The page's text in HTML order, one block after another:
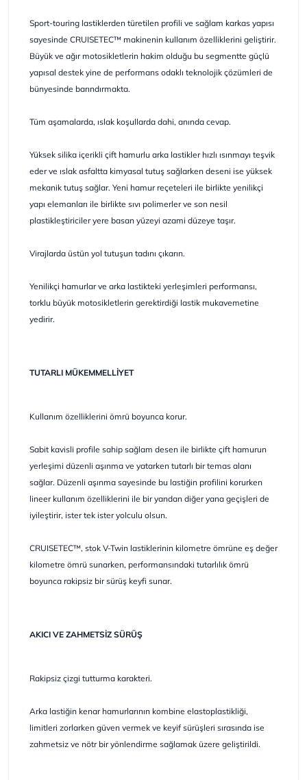
Sport-touring lastiklerden türetilen profili ve sağlam karkas yapısı
sayesinde CRUISETEC™ makinenin kullanım özelliklerini geliştirir.
Büyük ve ağır motosikletlerin hakim olduğu bu segmentte güçlü
yapısal destek yine de performans odaklı teknolojik çözümleri de
bünyesinde barındırmakta.
Tüm aşamalarda, ıslak koşullarda dahi, anında cevap.
Yüksek silika içerikli çift hamurlu arka lastikler hızlı ısınmayı teşvik
eder ve ıslak asfaltta kimyasal tutuş sağlarken deseni ise yüksek
mekanik tutuş sağlar. Yeni hamur reçeteleri ile birlikte yenilikçi
yapı elemanları ile birlikte sıvı polimerler ve son nesil
plastikleştiriciler yere basan yüzeyi azami düzeye taşır.
Virajlarda üstün yol tutuşun tadını çıkarın.
Yenilikçi hamurlar ve arka lastikteki yerleşimleri performansı,
torklu büyük motosikletlerin gerektirdiği lastik mukavemetine
yedirir.
TUTARLI MÜKEMMELLİYET
Kullanım özelliklerini ömrü boyunca korur.
Sabit kavisli profile sahip sağlam desen ile birlikte çift hamurun
yerleşimi düzenli aşınma ve yatarken tutarlı bir temas alanı
sağlar. Düzenli aşınma sayesinde bu lastiğin profilini korurken
lineer kullanım özelliklerini ile bir yandan diğer yana geçişleri de
iyileştirir, ister tek ister yolculu olsun.
CRUISETEC™, stok V-Twin lastiklerinin kilometre ömrüne eş değer
kilometre ömrü sunarken, performansındaki tutarlılık ömrü
boyunca rakipsiz bir sürüş keyfi sunar.
AKICI VE ZAHMETSİZ SÜRÜŞ
Rakipsiz çizgi tutturma karakteri.
Arka lastiğin kenar hamurlarının kombine elastoplastikliği,
limitleri zorlarken güven vermek ve keyif sürüşleri sırasında ise
zahmetsiz ve nötr bir yönlendirme sağlamak üzere geliştirildi.